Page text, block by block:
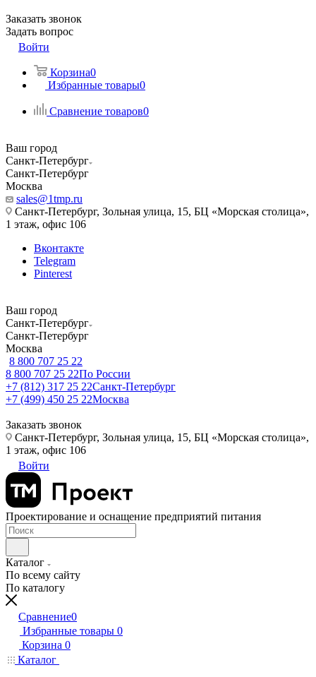
Заказать звонок
Задать вопрос
Войти
Корзина0
Избранные товары0
Сравнение товаров0
Ваш город
Санкт-Петербург
Санкт-Петербург
Москва
sales@1tmp.ru
Санкт-Петербург, Зольная улица, 15, БЦ «Морская столица»,
1 этаж, офис 106
Вконтакте
Telegram
Pinterest
Ваш город
Санкт-Петербург
Санкт-Петербург
Москва
8 800 707 25 22
8 800 707 25 22По России
+7 (812) 317 25 22Санкт-Петербург
+7 (499) 450 25 22Москва
Заказать звонок
Санкт-Петербург, Зольная улица, 15, БЦ «Морская столица»,
1 этаж, офис 106
Войти
Проектирование и оснащение предприятий питания
Каталог
По всему сайту
По каталогу
Сравнение0
Избранные товары 0
Корзина 0
Каталог